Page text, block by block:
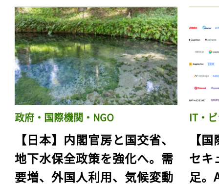
政府・国際機関・NGO
【日本】内閣官房と国交省、
地下水保全政策を強化へ。需
要増、外国人利用、気候変動
IT・
【
セキ
足。